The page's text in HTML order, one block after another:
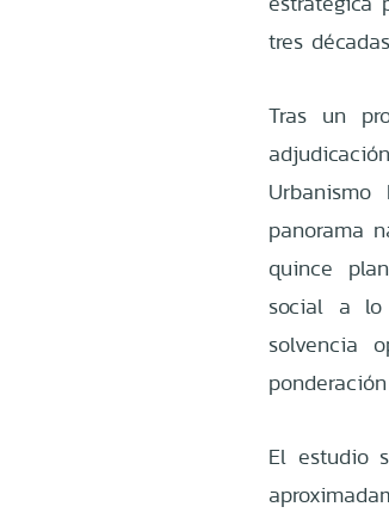
tres
Tras un
panorama
quince
social a lo
solvencia
El estudio